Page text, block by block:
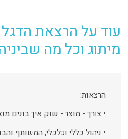
עוד על הרצאת הדגל
מיתוג וכל מה
הרצאות:
• צורך - מוצר - שוק איך בונים
• ניהול כללי וכלכלי, המשותף